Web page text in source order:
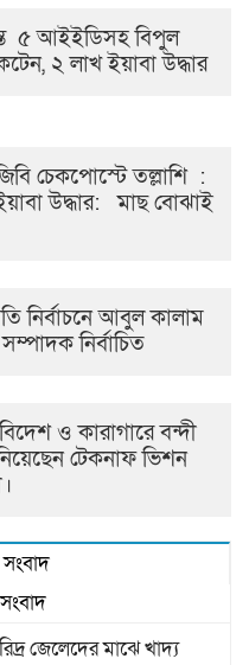
৫ আইইডিসহ বিপুল
২ লাখ ইয়াবা উদ্ধার
চেকপোস্টে তল্লাশি :
উদ্ধার: মাছ বোঝাই
নির্বাচনে আবুল কালাম
নির্বাচিত
ও কারাগারে বন্দী
টেকনাফ ভিশন
জেলেদের মাঝে খাদ্য